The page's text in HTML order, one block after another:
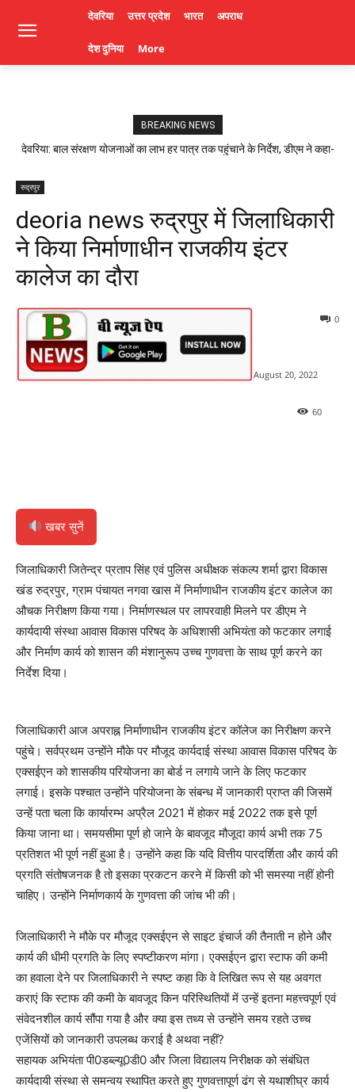
देवरिया उत्तर प्रदेश भारत अपराध
देश दुनिया More
BREAKING NEWS
देवरिया: बाल संरक्षण योजनाओं का लाभ हर पात्र तक पहुंचाने के निर्देश, डीएम ने कहा-
रुद्रपुर
deoria news रुद्रपुर में जिलाधिकारी
ने किया निर्माणाधीन राजकीय इंटर
कालेज का दौरा
August 20, 2022
0
60
खबर सुनें
जिलाधिकारी जितेन्द्र प्रताप सिंह एवं पुलिस अधीक्षक संकल्प शर्मा द्वारा विकास
खंड रुद्रपुर, ग्राम पंचायत नगवा खास में निर्माणाधीन राजकीय इंटर कालेज का
औचक निरीक्षण किया गया। निर्माणस्थल पर लापरवाही मिलने पर डीएम ने
कार्यदायी संस्था आवास विकास परिषद के अधिशासी अभियंता को फटकार लगाई
और निर्माण कार्य को शासन की मंशानुरूप उच्च गुणवत्ता के साथ पूर्ण करने का
निर्देश दिया।
जिलाधिकारी आज अपराह्न निर्माणाधीन राजकीय इंटर कॉलेज का निरीक्षण करने
पहुंचे। सर्वप्रथम उन्होंने मौके पर मौजूद कार्यदाई संस्था आवास विकास परिषद के
एक्सईएन को शासकीय परियोजना का बोर्ड न लगाये जाने के लिए फटकार
लगाई। इसके पश्चात उन्होंने परियोजना के संबन्ध में जानकारी प्राप्त की जिसमें
उन्हें पता चला कि कार्यारम्भ अप्रैल 2021 में होकर मई 2022 तक इसे पूर्ण
किया जाना था। समयसीमा पूर्ण हो जाने के बावजूद मौजूदा कार्य अभी तक 75
प्रतिशत भी पूर्ण नहीं हुआ है। उन्होंने कहा कि यदि वित्तीय पारदर्शिता और कार्य की
प्रगति संतोषजनक है तो इसका प्रकटन करने में किसी को भी समस्या नहीं होनी
चाहिए। उन्होंने निर्माणकार्य के गुणवत्ता की जांच भी की।
जिलाधिकारी ने मौके पर मौजूद एक्सईएन से साइट इंचार्ज की तैनाती न होने और
कार्य की धीमी प्रगति के लिए स्पष्टीकरण मांगा। एक्सईएन द्वारा स्टाफ की कमी
का हवाला देने पर जिलाधिकारी ने स्पष्ट कहा कि वे लिखित रूप से यह अवगत
कराएं कि स्टाफ की कमी के बावजूद किन परिस्थितियों में उन्हें इतना महत्त्वपूर्ण एवं
संवेदनशील कार्य सौंपा गया है और क्या इस तथ्य से उन्होंने समय रहते उच्च
एजेंसियों को जानकारी उपलब्ध कराई है अथवा नहीं?
सहायक अभियंता पी0डब्ल्यू0डी0 और जिला विद्यालय निरीक्षक को संबंधित
कार्यदायी संस्था से समन्वय स्थापित करते हुए गुणवत्तापूर्ण ढंग से यथाशीघ्र कार्य